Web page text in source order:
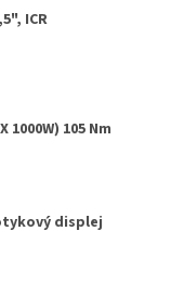
ICR
1000W) 105 Nm
displej